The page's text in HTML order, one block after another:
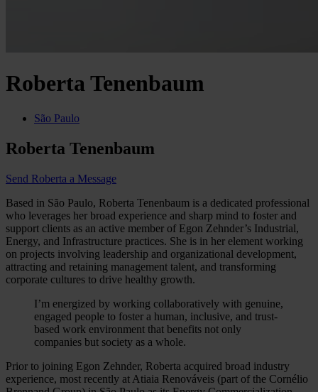
Roberta Tenenbaum
São Paulo
Roberta Tenenbaum
Send Roberta a Message
Based in São Paulo, Roberta Tenenbaum is a dedicated professional
who leverages her broad experience and sharp mind to foster and
support clients as an active member of Egon Zehnder’s Industrial,
Energy, and Infrastructure practices. She is in her element working
on projects involving leadership and organizational development,
attracting and retaining management talent, and transforming
corporate cultures to drive healthy growth.
I’m energized by working collaboratively with genuine,
engaged people to foster a human, inclusive, and trust-
based work environment that benefits not only
companies but society as a whole.
Prior to joining Egon Zehnder, Roberta acquired broad industry
experience, most recently at Atiaia Renováveis (part of the Cornélio